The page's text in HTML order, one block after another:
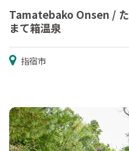
Tamatebako Onsen / た
まて箱温泉
指宿市